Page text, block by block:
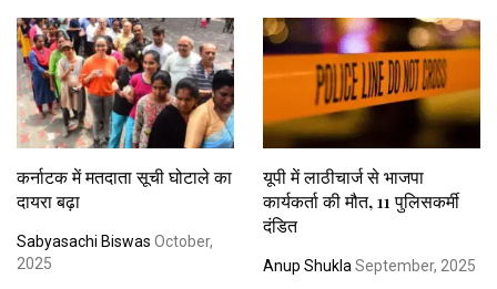
कर्नाटक में मतदाता सूची घोटाले का
दायरा बढ़ा
Sabyasachi Biswas October,
2025
यूपी में लाठीचार्ज से भाजपा
कार्यकर्ता की मौत, 11 पुलिसकर्मी
दंडित
Anup Shukla September, 2025